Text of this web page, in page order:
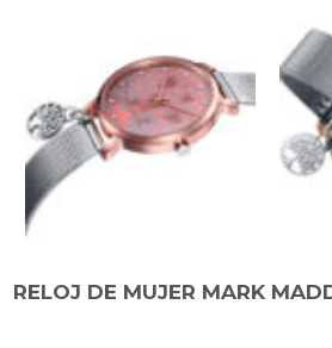
RELOJ DE MUJER MARK